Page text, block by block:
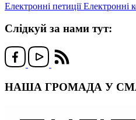
Електронні петиціїЕлектронні
Слідкуй за нами тут:
НАША ГРОМАДА У